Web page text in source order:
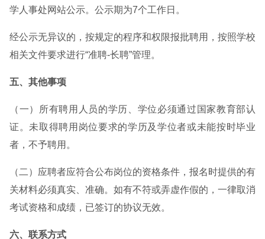
学人事处网站公示。公示期为7个工作日。
经公示无异议的，按规定的程序和权限报批聘用，按照学校
相关文件要求进行“准聘-长聘”管理。
五、其他事项
（一）所有聘用人员的学历、学位必须通过国家教育部认
证。未取得聘用岗位要求的学历及学位者或未能按时毕业
者，不予聘用。
（二）应聘者应符合公布岗位的资格条件，报名时提供的有
关材料必须真实、准确。如有不符或弄虚作假的，一律取消
考试资格和成绩，已签订的协议无效。
六、联系方式